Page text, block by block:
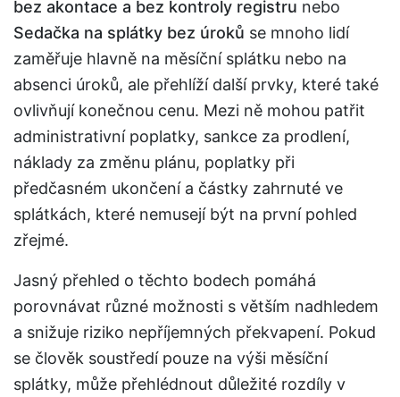
bez akontace a bez kontroly registru nebo
Sedačka na splátky bez úroků se mnoho lidí
zaměřuje hlavně na měsíční splátku nebo na
absenci úroků, ale přehlíží další prvky, které také
ovlivňují konečnou cenu. Mezi ně mohou patřit
administrativní poplatky, sankce za prodlení,
náklady za změnu plánu, poplatky při
předčasném ukončení a částky zahrnuté ve
splátkách, které nemusejí být na první pohled
zřejmé.
Jasný přehled o těchto bodech pomáhá
porovnávat různé možnosti s větším nadhledem
a snižuje riziko nepříjemných překvapení. Pokud
se člověk soustředí pouze na výši měsíční
splátky, může přehlédnout důležité rozdíly v